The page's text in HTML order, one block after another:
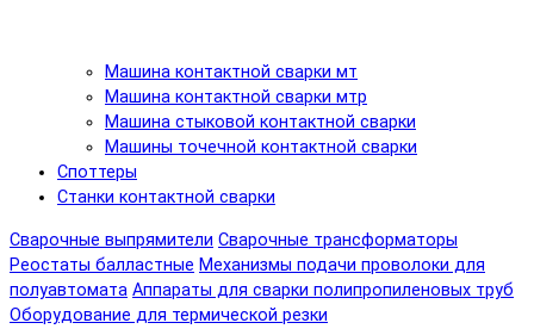
Машина контактной сварки мт
Машина контактной сварки мтр
Машина стыковой контактной сварки
Машины точечной контактной сварки
Споттеры
Станки контактной сварки
Сварочные выпрямители Сварочные трансформаторы
Реостаты балластные Механизмы подачи проволоки для
полуавтомата Аппараты для сварки полипропиленовых труб
Оборудование для термической резки